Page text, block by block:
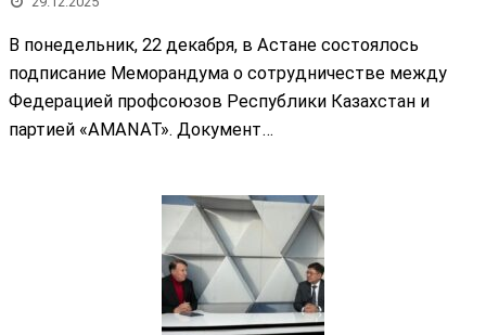
В понедельник, 22 декабря, в Астане состоялось
подписание Меморандума о сотрудничестве между
Федерацией профсоюзов Республики Казахстан и
партией «AMANAT». Документ…